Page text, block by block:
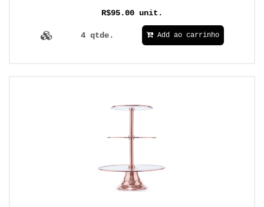
R$95.00 unit.
4 qtde. Add ao carrinho